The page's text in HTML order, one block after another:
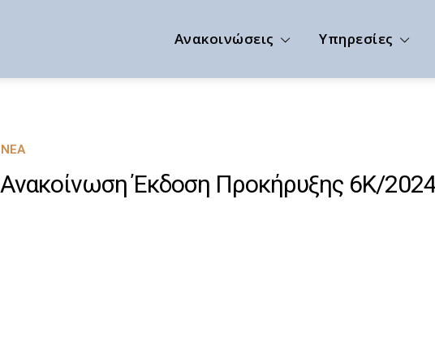
Ανακοινώσεις Υπηρεσίες
ΝΈΑ
Ανακοίνωση Έκδοση Προκήρυξης 6Κ/